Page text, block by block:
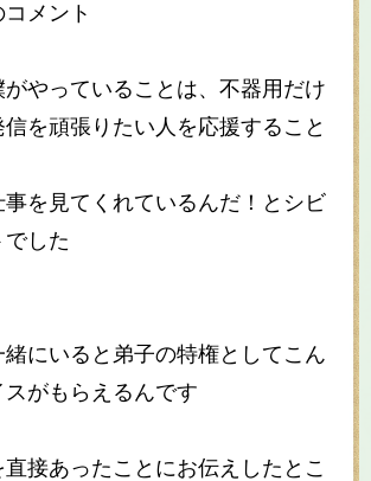
メント
やっていることは、不器用だけ
を頑張りたい人を応援すること
事を見てくれているんだ！とシビ
した
にいると弟子の特権としてこん
がもらえるんです
接あったことにお伝えしたとこ